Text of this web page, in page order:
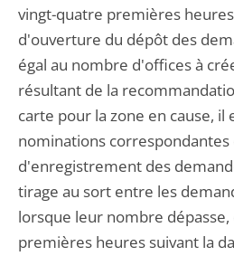
vingt-quatre premières
d'ouverture du dépôt des
égal au nombre d'offices à
résultant de la
carte pour la zone en cause, il
nominations
d'enregistrement des
tirage au sort entre les
lorsque leur nombre
premières heures suivant la